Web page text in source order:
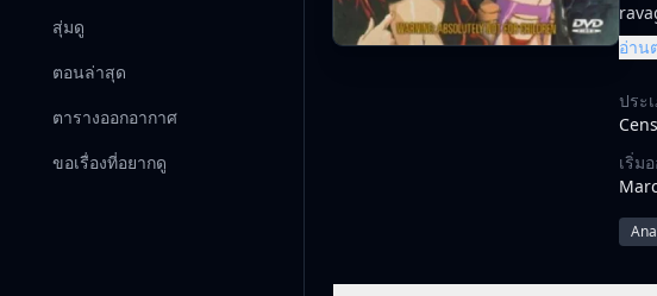
สุ่มดู
ตอนล่าสุด
ตารางออกอากาศ
ขอเรื่องที่อยากดู
อ่าน
ประ
เริ่ม